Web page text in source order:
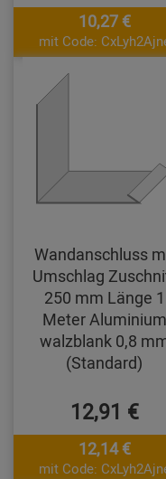
10,27 €
mit Code:
Wandanschluss
Umschlag
250 mm Länge 1
Meter Aluminium
walzblank 0,8
(Standard)
12,91 €
12,14 €
mit Code: